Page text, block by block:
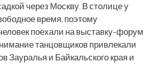
через Москву. В столице у
время, поэтому
поехали на выставку-форум
танцовщиков привлекали
Зауралья и Байкальского края и